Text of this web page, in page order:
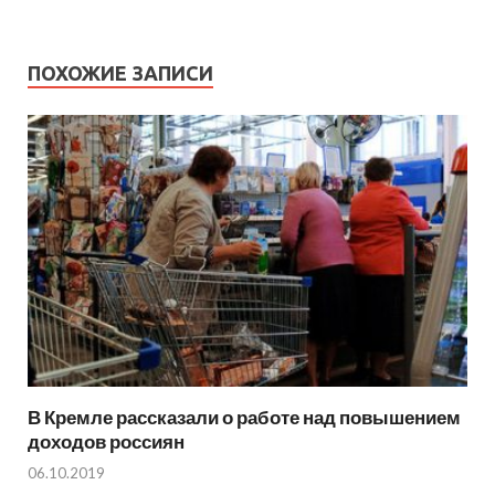
ПОХОЖИЕ ЗАПИСИ
В Кремле рассказали о работе над повышением
доходов россиян
06.10.2019